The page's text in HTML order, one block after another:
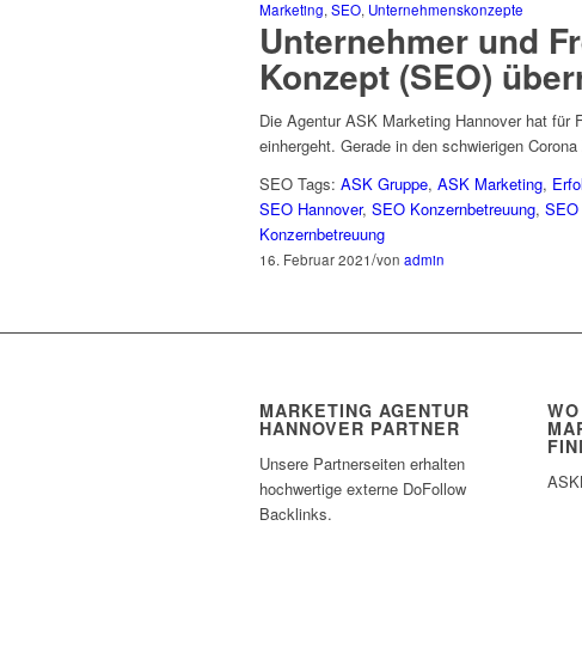
Marketing, SEO, Unternehmenskonzepte
Unternehmer und
Konzept (SEO)
Die Agentur ASK Marketing Hannover hat
einhergeht. Gerade in den schwierigen
SEO Tags: ASK Gruppe, ASK Marketing,
SEO Hannover, SEO Konzernbetreuung, SEO
Konzernbetreuung
16. Februar 2021/von admin
MARKETING AGENTUR
HANNOVER PARTNER
Unsere Partnerseiten erhalten
hochwertige externe DoFollow
Backlinks.